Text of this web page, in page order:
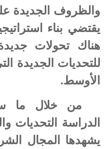
والظروف الجديدة
يقتضي بناء
هناك تحولات
للتحديات الجديدة
الأوسط.
من خلال ما
الدراسة التحديات
يشهدها المجال